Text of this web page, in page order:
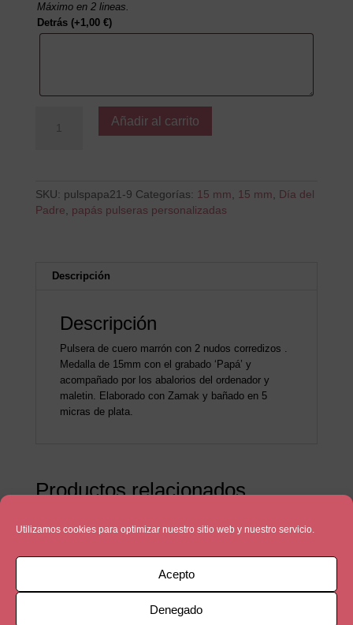
Utilizamos cookies para optimizar nuestro sitio web y nuestro servicio.
Acepto
Denegado
Máximo en 2 lineas.
Detrás (+1,00 €)
trabaja
Añadir al carrito
SKU: pulspapa21-9 Categorías: 15 mm, 15 mm, Día del
Padre, papás pulseras personalizadas
Descripción
Descripción
Pulsera de cuero marrón con 2 nudos corredizos .
Medalla de 15mm con el grabado ‘Papá’ y
acompañado por los abalorios del ordenador y
maletin. Elaborado con Zamak y bañado en 5
micras de plata.
Productos relacionados